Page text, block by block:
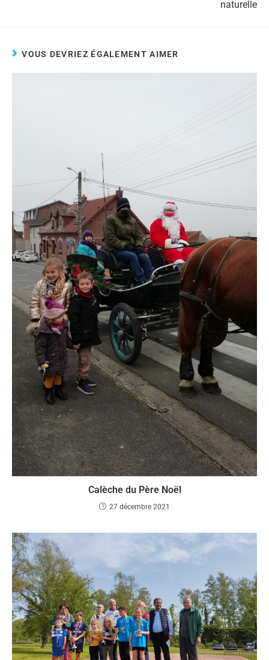
naturelle
VOUS DEVRIEZ ÉGALEMENT AIMER
Calèche du Père Noël
27 décembre 2021